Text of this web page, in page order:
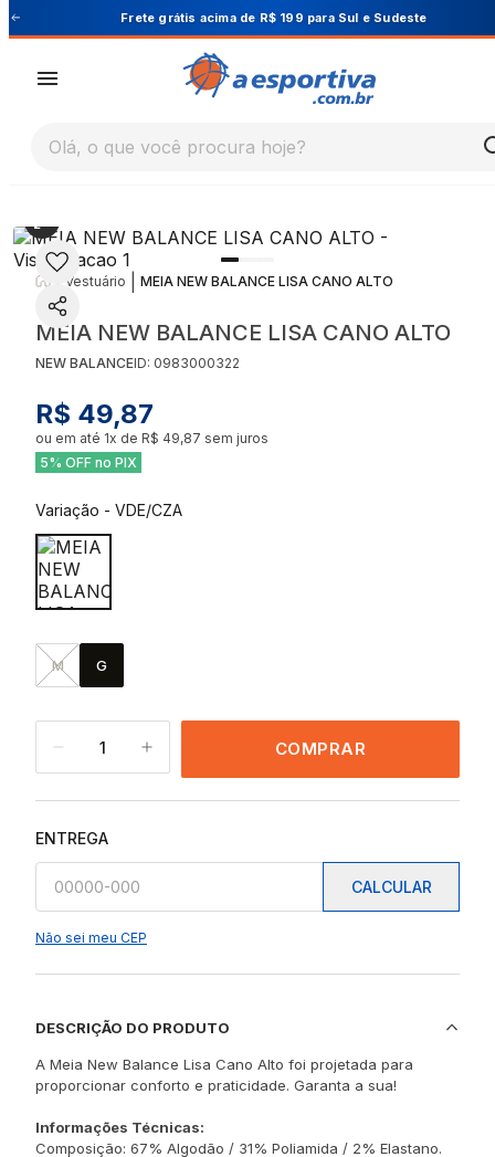
e Sudeste Cupom PRIMEIRA10 para 10%
Olá, o que você procura hoje?
Vestuário MEIA NEW BALANCE LISA CANO ALTO
MEIA NEW BALANCE LISA CANO ALTO
NEW BALANCEID: 0983000322
R$ 49,87
ou em até 1x de R$ 49,87 sem juros
5% OFF no PIX
Variação - VDE/CZA
M G
1 COMPRAR
ENTREGA
CALCULAR
Não sei meu CEP
DESCRIÇÃO DO PRODUTO
A Meia New Balance Lisa Cano Alto foi projetada para
proporcionar conforto e praticidade. Garanta a sua!
Informações Técnicas:
Composição: 67% Algodão / 31% Poliamida / 2% Elastano.